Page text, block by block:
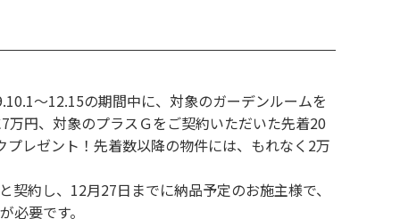
～12.15の期間中に、対象のガーデンルームを
万円、対象のプラスＧをご契約いただいた先着20
レゼント！先着数以降の物件には、もれなく2万
約し、12月27日までに納品予定のお施主様で、
必要です。